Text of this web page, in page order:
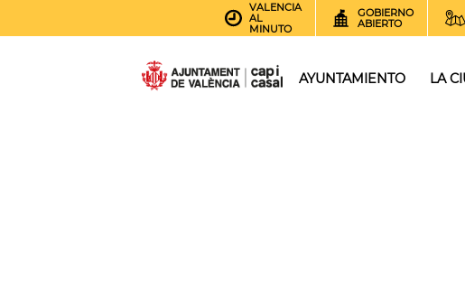
VALENCIA
AL
MINUTO
GOBIERNO
ABIERTO
AYUNTAMIENTO LA